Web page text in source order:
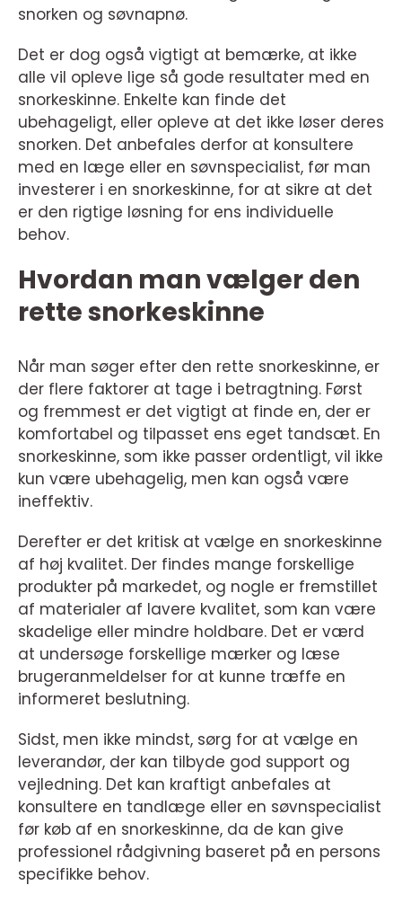
snorken og søvnapnø.
Det er dog også vigtigt at bemærke, at ikke
alle vil opleve lige så gode resultater med en
snorkeskinne. Enkelte kan finde det
ubehageligt, eller opleve at det ikke løser deres
snorken. Det anbefales derfor at konsultere
med en læge eller en søvnspecialist, før man
investerer i en snorkeskinne, for at sikre at det
er den rigtige løsning for ens individuelle
behov.
Hvordan man vælger den
rette snorkeskinne
Når man søger efter den rette snorkeskinne, er
der flere faktorer at tage i betragtning. Først
og fremmest er det vigtigt at finde en, der er
komfortabel og tilpasset ens eget tandsæt. En
snorkeskinne, som ikke passer ordentligt, vil ikke
kun være ubehagelig, men kan også være
ineffektiv.
Derefter er det kritisk at vælge en snorkeskinne
af høj kvalitet. Der findes mange forskellige
produkter på markedet, og nogle er fremstillet
af materialer af lavere kvalitet, som kan være
skadelige eller mindre holdbare. Det er værd
at undersøge forskellige mærker og læse
brugeranmeldelser for at kunne træffe en
informeret beslutning.
Sidst, men ikke mindst, sørg for at vælge en
leverandør, der kan tilbyde god support og
vejledning. Det kan kraftigt anbefales at
konsultere en tandlæge eller en søvnspecialist
før køb af en snorkeskinne, da de kan give
professionel rådgivning baseret på en persons
specifikke behov.